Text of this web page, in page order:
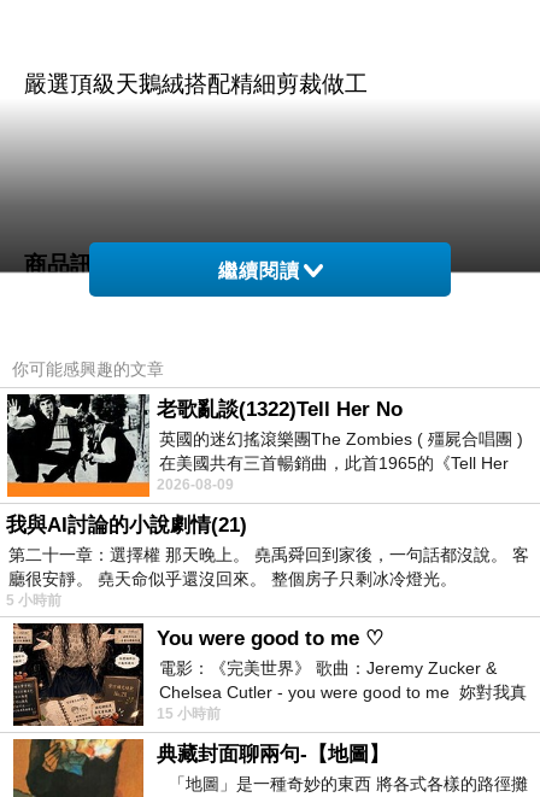
嚴選頂級天鵝絨搭配精細剪裁做工
商品訊息描述
【D.J SEXY】休閒時尚?繽紛愛
正原廠DIAMOND JENSEN品牌
繽紛的水鑽拼湊成bing bing的心型
嚴選頂級天鵝絨搭配精細剪裁做工
《試穿心得參考》
繼續閱讀
你可能感興趣的文章
老歌亂談(1322)Tell Her No
英國的迷幻搖滾樂團The Zombies ( 殭屍合唱團 )
在美國共有三首暢銷曲，此首1965的《Tell Her
No》即為其中之一，在告示牌百大單曲
2026-08-09
我與AI討論的小說劇情(21)
第二十一章：選擇權 那天晚上。 堯禹舜回到家後，一句話都沒說。 客
廳很安靜。 堯天命似乎還沒回來。 整個房子只剩冰冷燈光。
5 小時前
You were good to me ♡
電影：《完美世界》 歌曲：Jeremy Zucker &
Chelsea Cutler - you were good to me 妳對我真
好 因
15 小時前
典藏封面聊兩句-【地圖】
「地圖」是一種奇妙的東西 將各式各樣的路徑攤